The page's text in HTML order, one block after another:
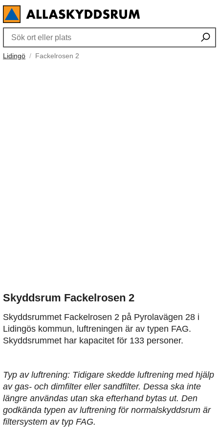
Lidingö Fackelrosen 2
Skyddsrum Fackelrosen 2
Skyddsrummet Fackelrosen 2 på Pyrolavägen 28 i
Lidingös kommun, luftreningen är av typen FAG.
Skyddsrummet har kapacitet för 133 personer.
Typ av luftrening: Tidigare skedde luftrening med hjälp
av gas- och dimfilter eller sandfilter. Dessa ska inte
längre användas utan ska efterhand bytas ut. Den
godkända typen av luftrening för normalskyddsrum är
filtersystem av typ FAG.